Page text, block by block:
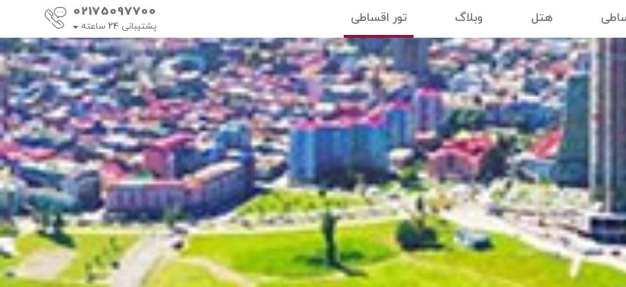
هتل وبلاگ تور اقساطی 02175097700
پشتیبانی 24 ساعته